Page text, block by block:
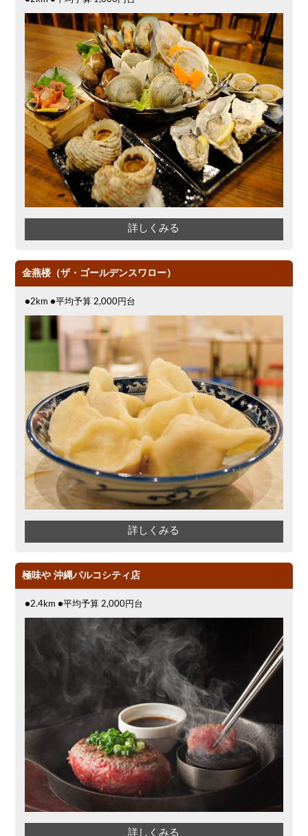
詳しくみる
金燕楼（ザ・ゴールデンスワロー）
●2km ●平均予算 2,000円台
詳しくみる
極味や 沖縄パルコシティ店
●2.4km ●平均予算 2,000円台
詳しくみる